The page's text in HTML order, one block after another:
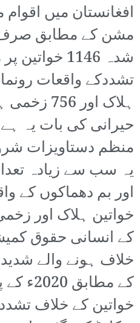
افغانستان میں
شدہ 1146
ہلاک اور
منظم دستاویزات
یہ سب سے زیادہ
اور بم دھماکوں کے
خواتین ہلاک اور
کے انسانی حقوق
خلاف ہونے والے